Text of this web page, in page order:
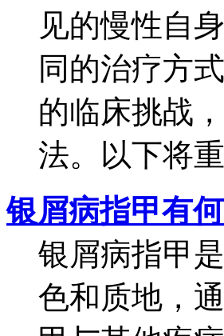
见的慢性自
同的治疗方
的临床挑战
法。以下将
银屑病指甲有
银屑病指甲
色和质地，